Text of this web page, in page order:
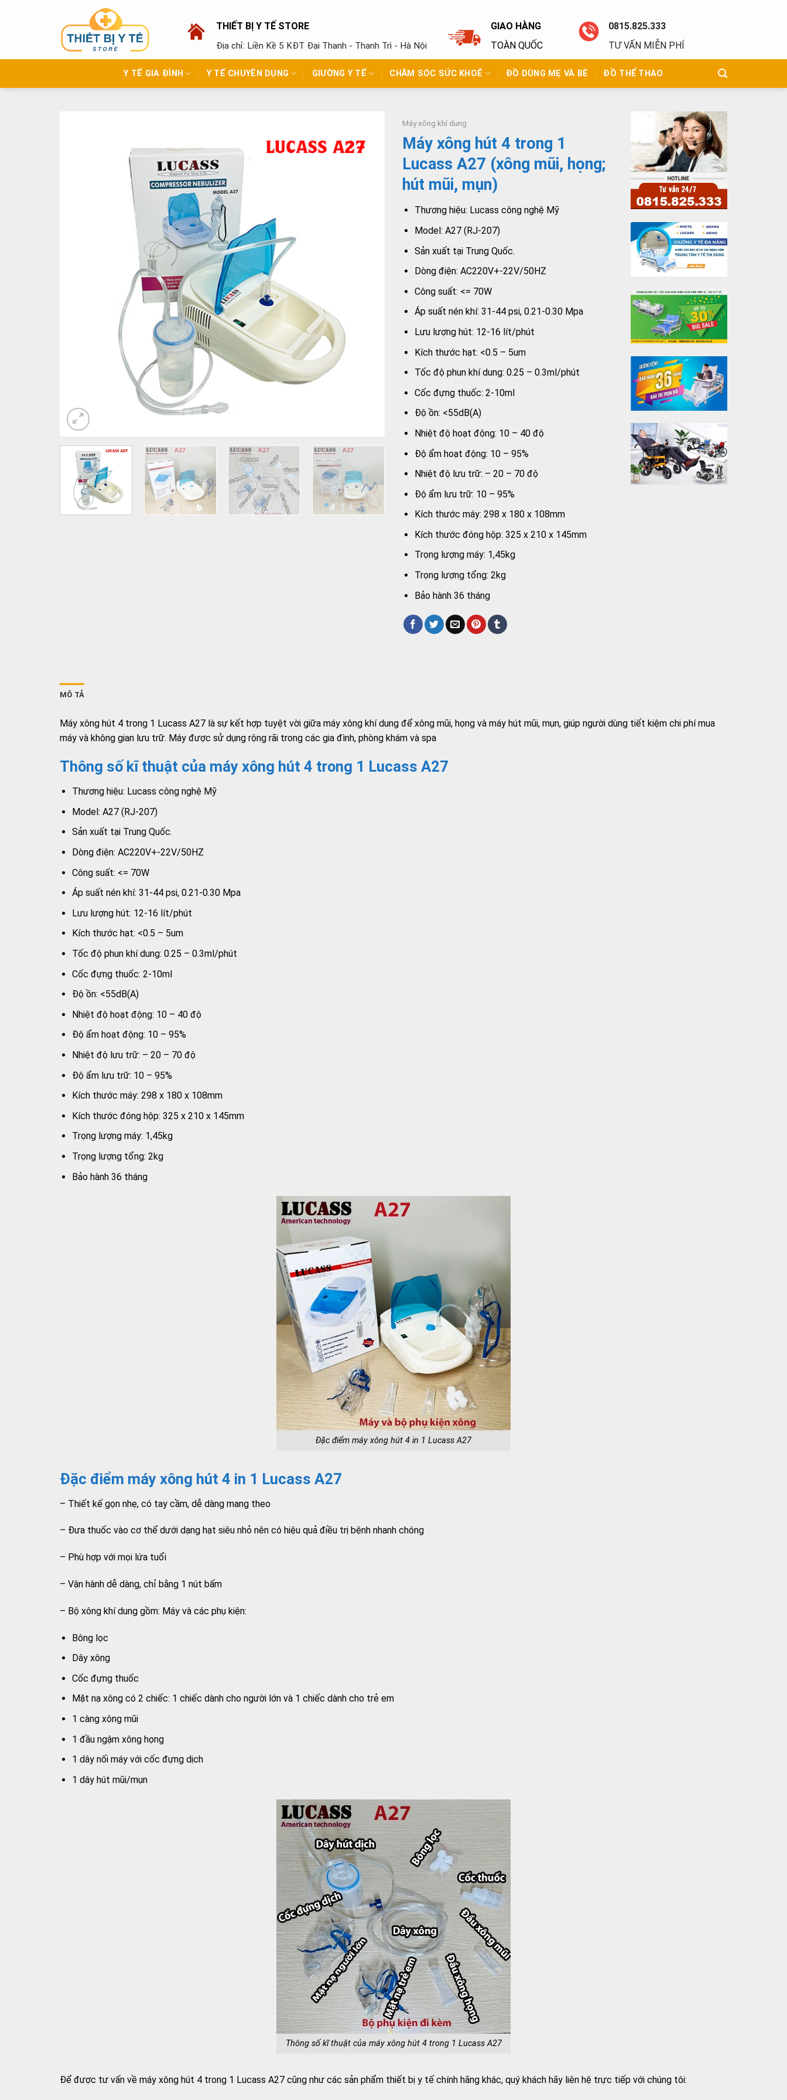
THIẾT BỊ Y TẾ STORE
Địa chỉ: Liền Kề 5 KĐT Đại Thanh - Thanh Trì - Hà Nội
GIAO HÀNG
TOÀN QUỐC
0815.825.333
TƯ VẤN MIỄN PHÍ
Y TẾ GIA ĐÌNH Y TẾ CHUYÊN DỤNG GIƯỜNG Y TẾ CHĂM SÓC SỨC KHOẺ ĐỒ DÙNG MẸ VÀ BÉ ĐỒ THỂ THAO
Máy xông khí dung
Máy xông hút 4 trong 1
Lucass A27 (xông mũi, họng;
hút mũi, mụn)
Thương hiệu: Lucass công nghệ Mỹ
Model: A27 (RJ-207)
Sản xuất tại Trung Quốc.
Dòng điện: AC220V+-22V/50HZ
Công suất: <= 70W
Áp suất nén khí: 31-44 psi, 0.21-0.30 Mpa
Lưu lượng hút: 12-16 lít/phút
Kích thước hạt: <0.5 – 5um
Tốc độ phun khí dung: 0.25 – 0.3ml/phút
Cốc đựng thuốc: 2-10ml
Độ ồn: <55dB(A)
Nhiệt độ hoạt động: 10 – 40 độ
Độ ẩm hoạt động: 10 – 95%
Nhiệt độ lưu trữ: – 20 – 70 độ
Độ ẩm lưu trữ: 10 – 95%
Kích thước máy: 298 x 180 x 108mm
Kích thước đóng hộp: 325 x 210 x 145mm
Trọng lượng máy: 1,45kg
Trọng lượng tổng: 2kg
Bảo hành 36 tháng
MÔ TẢ
Máy xông hút 4 trong 1 Lucass A27 là sự kết hợp tuyệt vời giữa máy xông khí dung để xông mũi, họng và máy hút mũi, mụn, giúp người dùng tiết kiệm chi phí mua
máy và không gian lưu trữ. Máy được sử dụng rộng rãi trong các gia đình, phòng khám và spa
Thông số kĩ thuật của máy xông hút 4 trong 1 Lucass A27
Thương hiệu: Lucass công nghệ Mỹ
Model: A27 (RJ-207)
Sản xuất tại Trung Quốc.
Dòng điện: AC220V+-22V/50HZ
Công suất: <= 70W
Áp suất nén khí: 31-44 psi, 0.21-0.30 Mpa
Lưu lượng hút: 12-16 lít/phút
Kích thước hạt: <0.5 – 5um
Tốc độ phun khí dung: 0.25 – 0.3ml/phút
Cốc đựng thuốc: 2-10ml
Độ ồn: <55dB(A)
Nhiệt độ hoạt động: 10 – 40 độ
Độ ẩm hoạt động: 10 – 95%
Nhiệt độ lưu trữ: – 20 – 70 độ
Độ ẩm lưu trữ: 10 – 95%
Kích thước máy: 298 x 180 x 108mm
Kích thước đóng hộp: 325 x 210 x 145mm
Trọng lượng máy: 1,45kg
Trọng lượng tổng: 2kg
Bảo hành 36 tháng
Đặc điểm máy xông hút 4 in 1 Lucass A27
Đặc điểm máy xông hút 4 in 1 Lucass A27
– Thiết kế gọn nhẹ, có tay cầm, dễ dàng mang theo
– Đưa thuốc vào cơ thể dưới dạng hạt siêu nhỏ nên có hiệu quả điều trị bệnh nhanh chóng
– Phù hợp với mọi lứa tuổi
– Vận hành dễ dàng, chỉ bằng 1 nút bấm
– Bộ xông khí dung gồm: Máy và các phụ kiện:
Bông lọc
Dây xông
Cốc đựng thuốc
Mặt nạ xông có 2 chiếc: 1 chiếc dành cho người lớn và 1 chiếc dành cho trẻ em
1 càng xông mũi
1 đầu ngậm xông họng
1 dây nối máy với cốc đựng dịch
1 dây hút mũi/mụn
Thông số kĩ thuật của máy xông hút 4 trong 1 Lucass A27
Để được tư vấn về máy xông hút 4 trong 1 Lucass A27 cũng như các sản phẩm thiết bị y tế chính hãng khác, quý khách hãy liên hệ trực tiếp với chúng tôi: